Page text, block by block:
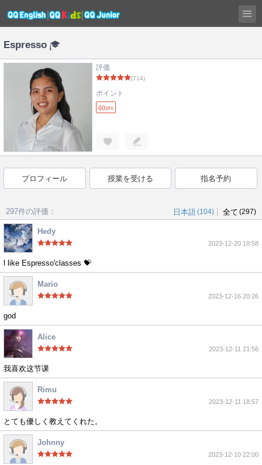
Espresso
評価
(714)
ポイント
60pts
プロフィール 授業を受ける 指名予約
297件の評価： 日本語(104) 全て (297)
Hedy
2023-12-20 18:58
l like Espresso'classes 💝
Mario
2023-12-16 20:26
god
Alice
2023-12-11 21:56
我喜欢这节课
Rimu
2023-12-11 18:57
とても優しく教えてくれた。
Johnny
2023-12-10 22:00